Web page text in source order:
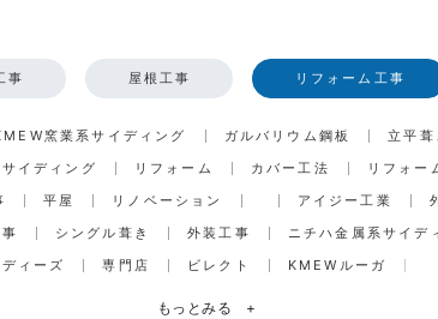
事 屋根工事 リフォーム工事
窯業系サイディング ガルバリウム鋼板 立平葺
サイディング リフォーム カバー工法 リフォー
平屋 リノベーション アイジー工業
シングル葺き 外装工事 ニチハ金属系サイデ
ィーズ 専門店 ビレクト KMEWルーガ
もっとみる +